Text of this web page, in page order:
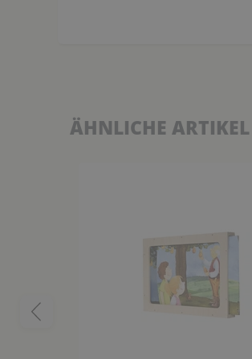
ÄHNLICHE ARTIKEL